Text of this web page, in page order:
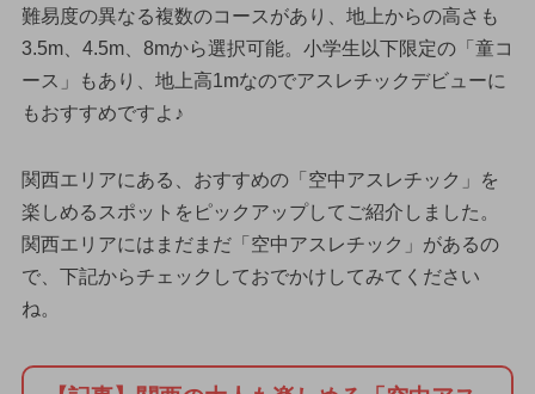
難易度の異なる複数のコースがあり、地上からの高さも
3.5m、4.5m、8mから選択可能。小学生以下限定の「童コ
ース」もあり、地上高1mなのでアスレチックデビューに
もおすすめですよ♪
関西エリアにある、おすすめの「空中アスレチック」を
楽しめるスポットをピックアップしてご紹介しました。
関西エリアにはまだまだ「空中アスレチック」があるの
で、下記からチェックしておでかけしてみてください
ね。